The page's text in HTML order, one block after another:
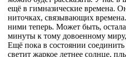
ещё в гимназические времена.
ниточках, связывающих
ними теперь. Может быть,
минуты к тому довоенному
Ещё пока в состоянии
светит жаркое летнее солнце,